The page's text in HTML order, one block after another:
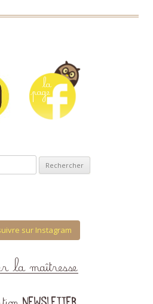
sur Instagram